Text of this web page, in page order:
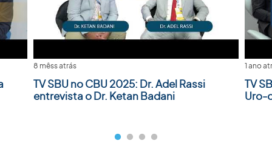
8 mêss atrás
TV SBU no CBU 2025: Dr. Adel Rassi
entrevista o Dr. Ketan Badani
1 ano
TV
Uro-